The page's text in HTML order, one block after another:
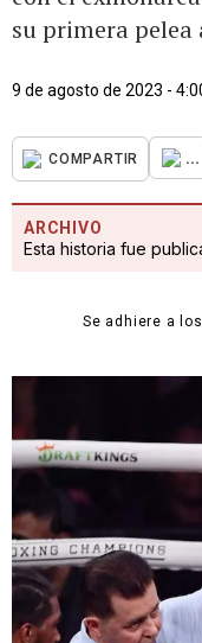
su primera pelea
9 de agosto de 2023 -
COMPARTIR ...
ARCHIVO
Esta historia fue
Se adhiere a